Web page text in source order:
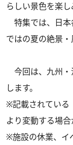
らしい景色を楽
特集では、日本
ではの夏の絶景・
今回は、九州・
します。
※記載されている
より変動する場合
※施設の休業、イ